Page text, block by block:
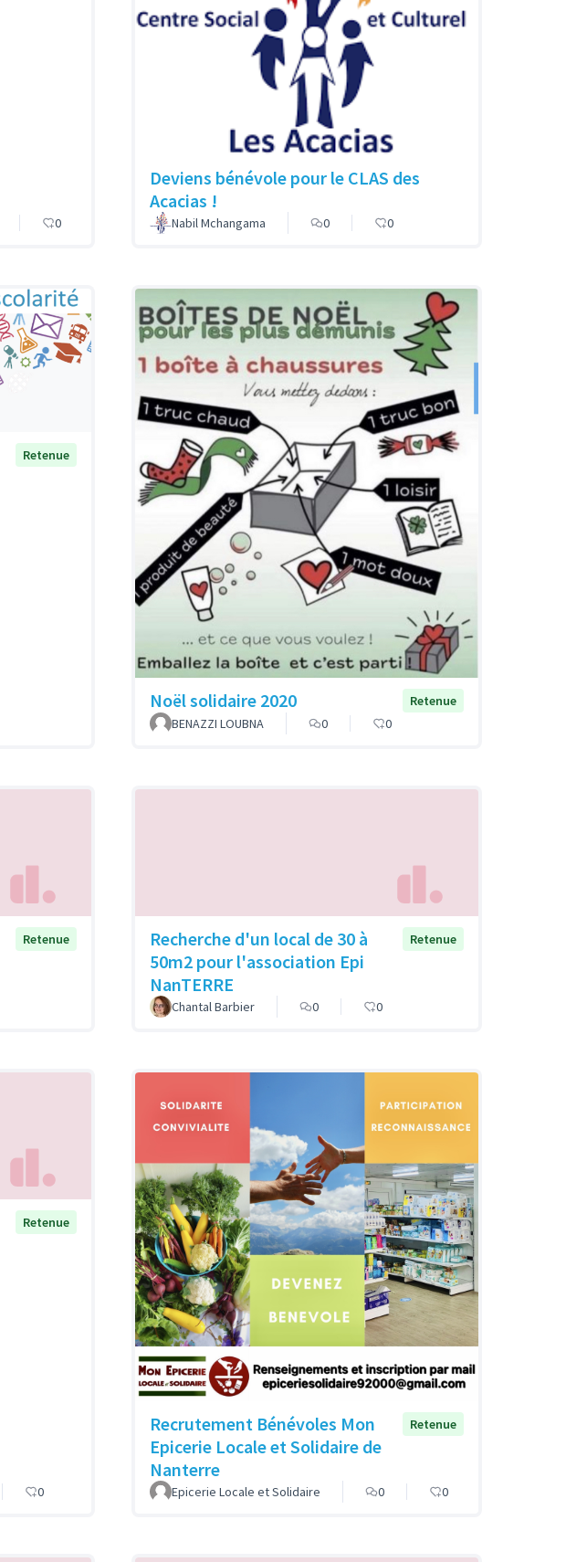
0
Deviens bénévole pour le CLAS des
Acacias !
Nabil Mchangama 0 0
Retenue
Noël solidaire 2020
Retenue
BENAZZI LOUBNA
0 0
Retenue
Recherche d'un local de 30 à
50m2 pour l'association Epi
NanTERRE
Retenue
Chantal Barbier 0 0
Retenue
0
Recrutement Bénévoles Mon
Epicerie Locale et Solidaire de
Nanterre
Retenue
Epicerie Locale et Solidaire 0 0